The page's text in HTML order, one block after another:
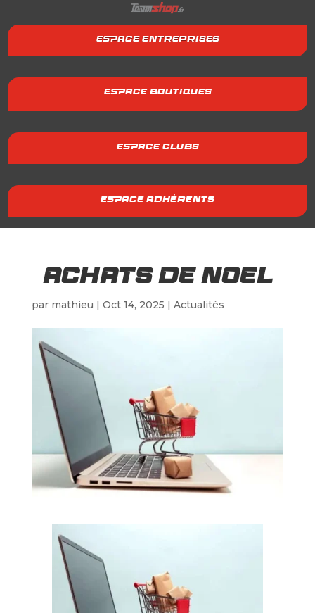
ESPACE ENTREPRISES
ESPACE BOUTIQUES
ESPACE CLUBS
ESPACE ADHÉRENTS
ACHATS DE NOEL
par mathieu | Oct 14, 2025 | Actualités